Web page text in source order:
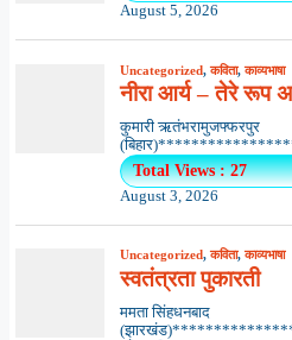
August 5, 2026
Uncategorized,कविता,काव्यभाषा
नीरा आर्य – तेरे रूप
कुमारी ऋतंभरामुजफ्फरपुर
Total Views : 27
August 3, 2026
Uncategorized,कविता,काव्यभाषा
स्वतंत्रता पुकारती
ममता सिंहधनबाद